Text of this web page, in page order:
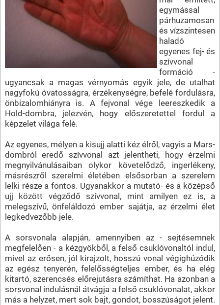
egymással
párhuzamosan
és vízszintesen
haladó
egyenes fej- és
szívvonal
formáció -
ugyancsak a magas vérnyomás egyik jele, de utalhat
nagyfokú óvatosságra, érzékenységre, befelé fordulásra,
önbizalomhiányra is. A fejvonal vége leereszkedik a
Hold-dombra, jelezvén, hogy előszeretettel fordul a
képzelet világa felé.
Az egyenes, mélyen a kisujj alatti kéz élről, vagyis a Mars-
dombról eredő szívvonal azt jelentheti, hogy érzelmi
megnyilvánulásaiban olykor követelődző, ingerlékeny,
másrészről szerelmi életében elsősorban a szerelem
lelki része a fontos. Ugyanakkor a mutató- és a középső
ujj között végződő szívvonal, mint amilyen ez is, a
melegszívű, önfeláldozó ember sajátja, az érzelmi élet
legkedvezőbb jele.
A sorsvonala alapján, amennyiben az - sejtésemnek
megfelelően - a kézgyökből, a felső csuklóvonaltól indul,
mivel az erősen, jól kirajzolt, hosszú vonal végighúzódik
az egész tenyerén, felelősségteljes ember, és ha elég
kitartó, szerencsés előrejutásra számíthat. Ha azonban a
sorsvonal indulásnál átvágja a felső csuklóvonalat, akkor
más a helyzet, mert sok bajt, gondot, bosszúságot jelent.